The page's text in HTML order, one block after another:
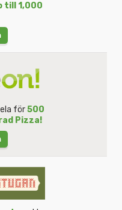
till 1,000
för500
Pizza!